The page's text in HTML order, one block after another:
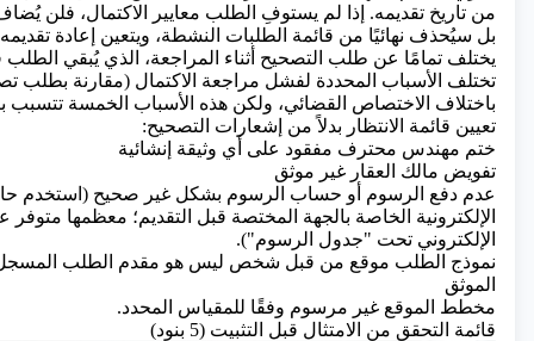
من تاريخ تقديمه. إذا لم يستوفِ الطلب معايير الاكتمال، فلن
بل سيُحذف نهائيًا من قائمة الطلبات النشطة، ويتعين إعادة
يختلف تمامًا عن طلب التصحيح أثناء المراجعة، الذي يُبقي
تختلف الأسباب المحددة لفشل مراجعة الاكتمال (مقارنة بطلب
باختلاف الاختصاص القضائي، ولكن هذه الأسباب الخمسة تتسبب
تعيين قائمة الانتظار بدلاً من إشعارات التصحيح:
ختم مهندس محترف مفقود على أي وثيقة إنشائية
تفويض مالك العقار غير موثق
عدم دفع الرسوم أو حساب الرسوم بشكل غير صحيح (استخدم
الإلكترونية الخاصة بالجهة المختصة قبل التقديم؛ معظمها متوفر
الإلكتروني تحت "جدول الرسوم").
نموذج الطلب موقع من قبل شخص ليس هو مقدم الطلب المسجل
الموثق
مخطط الموقع غير مرسوم وفقًا للمقياس المحدد.
قائمة التحقق من الامتثال قبل التثبيت (5 بنود)